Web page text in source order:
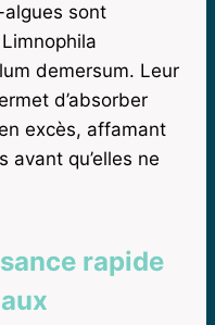
sont
demersum. Leur
d’absorber
excès, affamant
avant qu’elles ne
rapide